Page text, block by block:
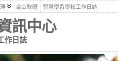
自由軟體 智慧學習學校工作日誌
訊中心
作日誌